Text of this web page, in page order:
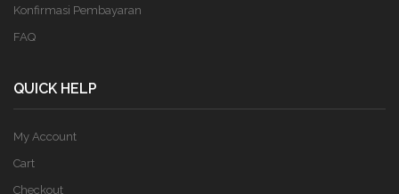
Konfirmasi Pembayaran
FAQ
QUICK HELP
My Account
Cart
Checkout